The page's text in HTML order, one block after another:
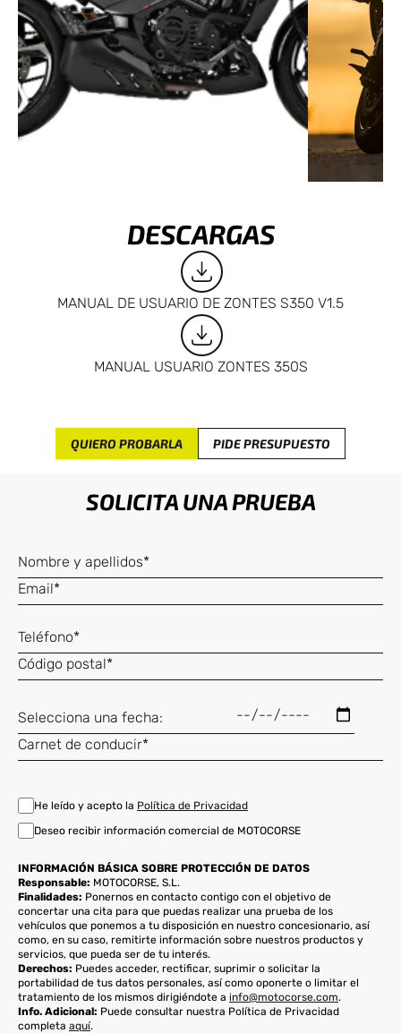
DESCARGAS
MANUAL DE USUARIO DE ZONTES S350 V1.5
MANUAL USUARIO ZONTES 350S
QUIERO PROBARLA PIDE PRESUPUESTO
SOLICITA UNA PRUEBA
He leído y acepto la Política de Privacidad
Deseo recibir información comercial de MOTOCORSE
INFORMACIÓN BÁSICA SOBRE PROTECCIÓN DE DATOS
Responsable: MOTOCORSE, S.L.
Finalidades: Ponernos en contacto contigo con el objetivo de
concertar una cita para que puedas realizar una prueba de los
vehículos que ponemos a tu disposición en nuestro concesionario, así
como, en su caso, remitirte información sobre nuestros productos y
servicios, que pueda ser de tu interés.
Derechos: Puedes acceder, rectificar, suprimir o solicitar la
portabilidad de tus datos personales, así como oponerte o limitar el
tratamiento de los mismos dirigiéndote a info@motocorse.com.
Info. Adicional: Puede consultar nuestra Política de Privacidad
completa aquí.